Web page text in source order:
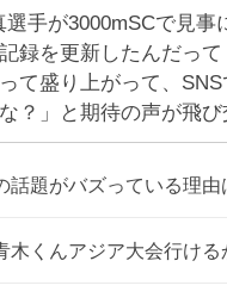
選手が3000mSCで見事
録を更新したんだっ
て盛り上がって、
？」と期待の声が飛び
理由は、2026年の日本陸上選手権がテレビやネットで大々的に取り上げられ、男子長距離の激戦が注目を集めたことにある。特に青木選手の3連覇という快挙が「歴代2
行けるかな？おめでとう御座います㊗️」と祝福の声が多数。「小原くん、日本選手権3000mSC2位！ 標準突破！ おめでとう🎉」とライバルへの称賛も。「今までで最高に面白い日本選手権の3000mSCでした。小原くんありがと